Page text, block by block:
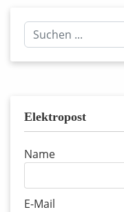
Suchen
...
Elektropost
Name
E-Mail